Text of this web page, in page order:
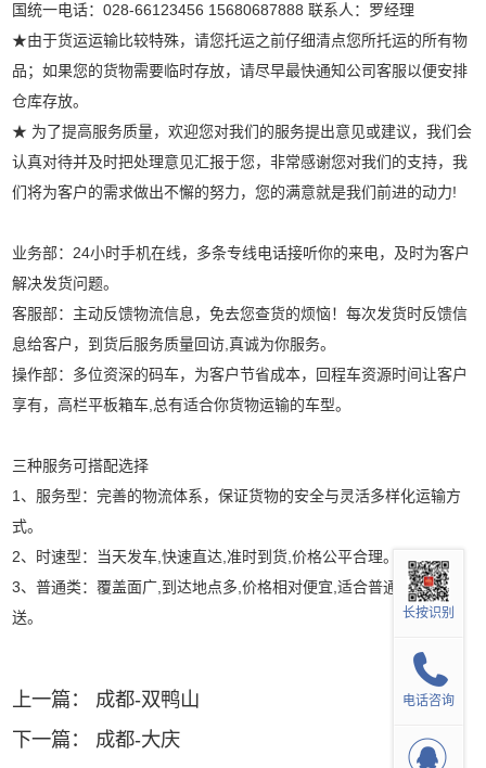
国统一电话：028-66123456 15680687888 联系人：罗经理
★由于货运运输比较特殊，请您托运之前仔细清点您所托运的所有物
品；如果您的货物需要临时存放，请尽早最快通知公司客服以便安排
仓库存放。
★ 为了提高服务质量，欢迎您对我们的服务提出意见或建议，我们会
认真对待并及时把处理意见汇报于您，非常感谢您对我们的支持，我
们将为客户的需求做出不懈的努力，您的满意就是我们前进的动力!
业务部：24小时手机在线，多条专线电话接听你的来电，及时为客户
解决发货问题。
客服部：主动反馈物流信息，免去您查货的烦恼！每次发货时反馈信
息给客户，到货后服务质量回访,真诚为你服务。
操作部：多位资深的码车，为客户节省成本，回程车资源时间让客户
享有，高栏平板箱车,总有适合你货物运输的车型。
三种服务可搭配选择
1、服务型：完善的物流体系，保证货物的安全与灵活多样化运输方
式。
2、时速型：当天发车,快速直达,准时到货,价格公平合理。
3、普通类：覆盖面广,到达地点多,价格相对便宜,适合普通货物运
送。
上一篇： 成都-双鸭山
下一篇： 成都-大庆
长按识别
电话咨询